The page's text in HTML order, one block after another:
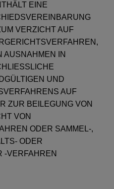
EINE
VERZICHT AUF
AUSNAHMEN IN
UND
AUF
ZUR BEILEGUNG VON
VON
ODER SAMMEL-,
ODER
-VERFAHREN